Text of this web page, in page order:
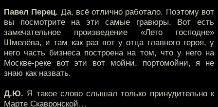
Павел Перец. Да, всё отлично работало. Поэтому вот
вы посмотрите на эти самые гравюры. Вот есть
замечательное произведение «Лето господне»
Шмелёва, и там как раз вот у отца главного героя, у
него часть бизнеса построена на том, что у него на
Москве-реке вот эти вот мойни, портомойни, я не
знаю как назвать.
Д.Ю. Я такое слово слышал только принудительно к
Марте Скавронской…